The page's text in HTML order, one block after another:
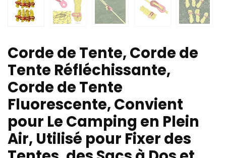
Corde de Tente, Corde de
Tente Réfléchissante,
Corde de Tente
Fluorescente, Convient
pour Le Camping en Plein
Air, Utilisé pour Fixer des